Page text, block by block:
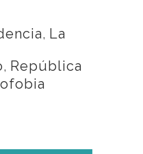
, La
, República